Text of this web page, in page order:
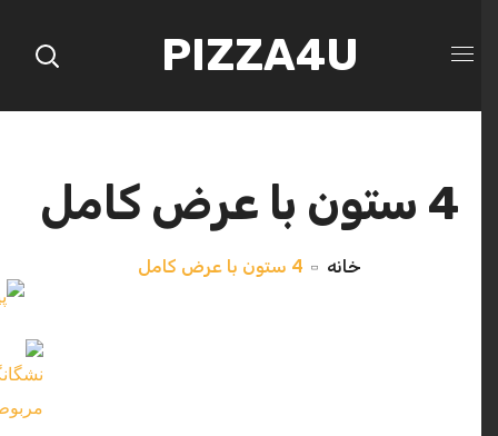
PIZZA4U
4 ستون با عرض کامل
خانه 4 ستون با عرض کامل